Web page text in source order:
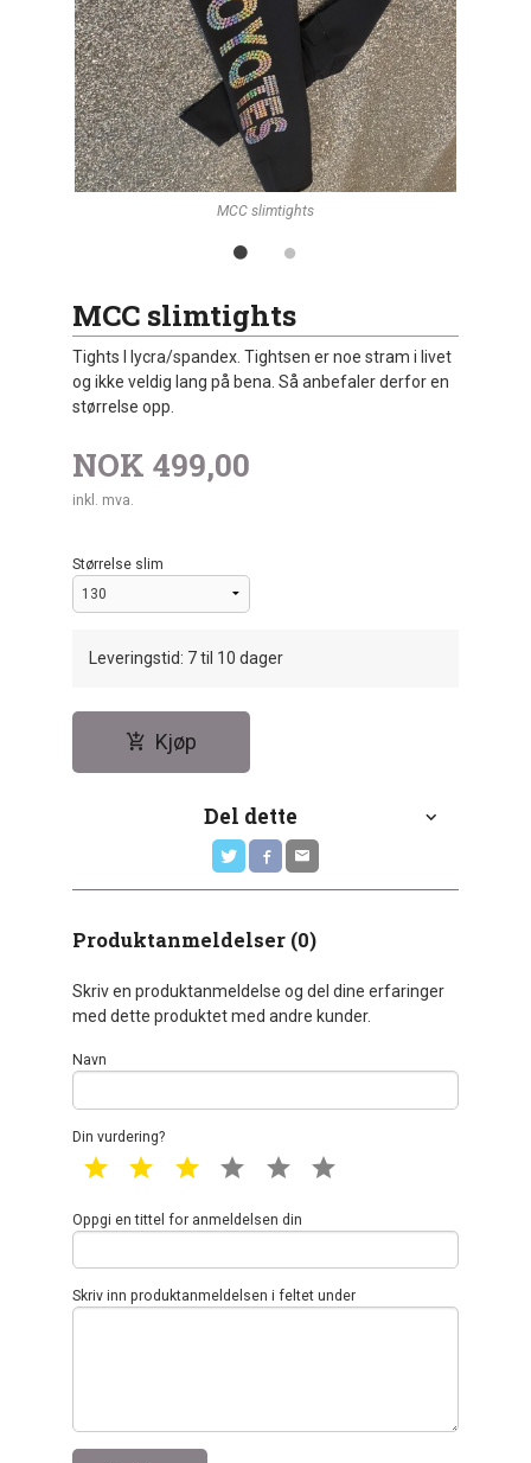
MCC slimtights
MCC slimtights
Tights I lycra/spandex. Tightsen er noe stram i livet
og ikke veldig lang på bena. Så anbefaler derfor en
størrelse opp.
NOK 499,00
inkl. mva.
Størrelse slim
Leveringstid: 7 til 10 dager
Kjøp
Del dette
Produktanmeldelser (0)
Skriv en produktanmeldelse og del dine erfaringer
med dette produktet med andre kunder.
Navn
Din vurdering?
1 star 2 star 3 star 4 star 5 star
Oppgi en tittel for anmeldelsen din
Skriv inn produktanmeldelsen i feltet under